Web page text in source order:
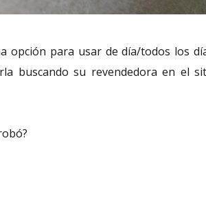
opción para usar de día/todos los
buscando su revendedora en el